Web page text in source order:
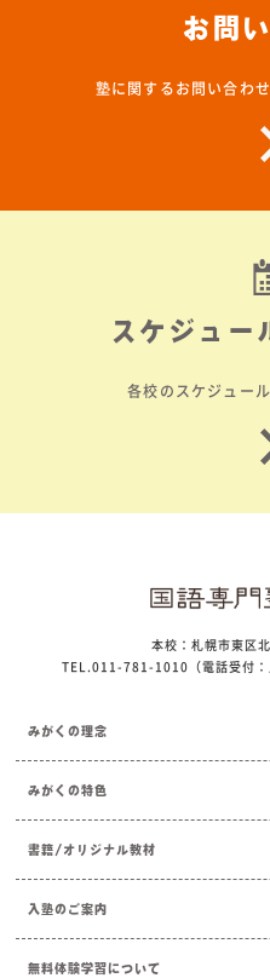
お問
塾に関するお問い合わ
スケジュー
各校のスケジュー
本校：札幌市東区
TEL.011-781-1010（電話受付
みがくの理念
みがくの特色
書籍/オリジナル教材
入塾のご案内
無料体験学習について